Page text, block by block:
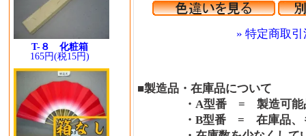
T-８ 化粧箱
165円(税15円)
» 特定商取
■製造品・在庫品について
・A型番 = 製造可能品
・B型番 = 在庫品、も